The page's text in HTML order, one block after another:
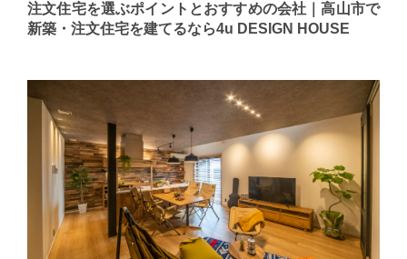
注文住宅を選ぶポイントとおすすめの会社｜高山市で
新築・注文住宅を建てるなら4u DESIGN HOUSE